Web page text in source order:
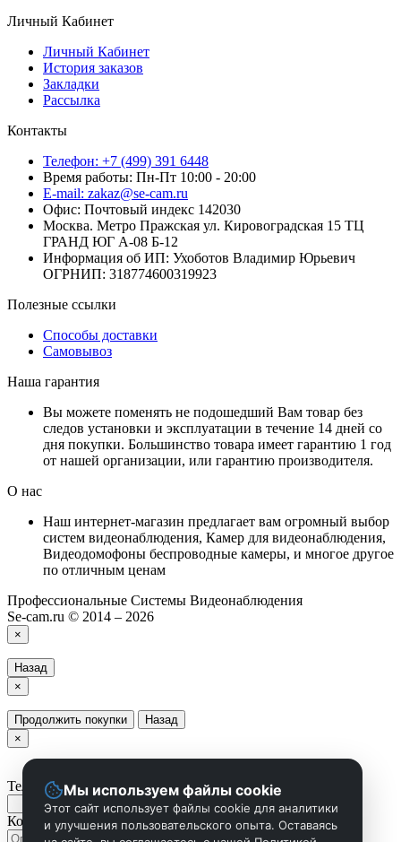
Личный Кабинет
Личный Кабинет
История заказов
Закладки
Рассылка
Контакты
Телефон: +7 (499) 391 6448
Время работы: Пн-Пт 10:00 - 20:00
E-mail: zakaz@se-cam.ru
Офис: Почтовый индекс 142030
Москва. Метро Пражская ул. Кировоградская 15 ТЦ
ГРАНД ЮГ А-08 Б-12
Информация об ИП: Ухоботов Владимир Юрьевич
ОГРНИП: 318774600319923
Полезные ссылки
Способы доставки
Самовывоз
Наша гарантия
Вы можете поменять не подошедший Вам товар без
следов установки и эксплуатации в течение 14 дней со
дня покупки. Большинство товара имеет гарантию 1 год
от нашей организации, или гарантию производителя.
О нас
Наш интернет-магазин предлагает вам огромный выбор
систем видеонаблюдения, Камер для видеонаблюдения,
Видеодомофоны беспроводные камеры, и многое другое
по отличным ценам
Профессиональные Системы Видеонаблюдения
Se-cam.ru © 2014 – 2026
×
Назад
×
Продолжить покупки
Назад
×
Телефон
Комментарий
Мы используем файлы cookie
Этот сайт использует файлы cookie для аналитики
и улучшения пользовательского опыта. Оставаясь